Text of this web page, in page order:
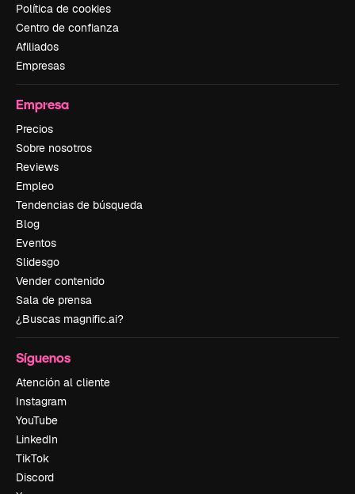
Política de cookies
Centro de confianza
Afiliados
Empresas
Empresa
Precios
Sobre nosotros
Reviews
Empleo
Tendencias de búsqueda
Blog
Eventos
Slidesgo
Vender contenido
Sala de prensa
¿Buscas magnific.ai?
Síguenos
Atención al cliente
Instagram
YouTube
LinkedIn
TikTok
Discord